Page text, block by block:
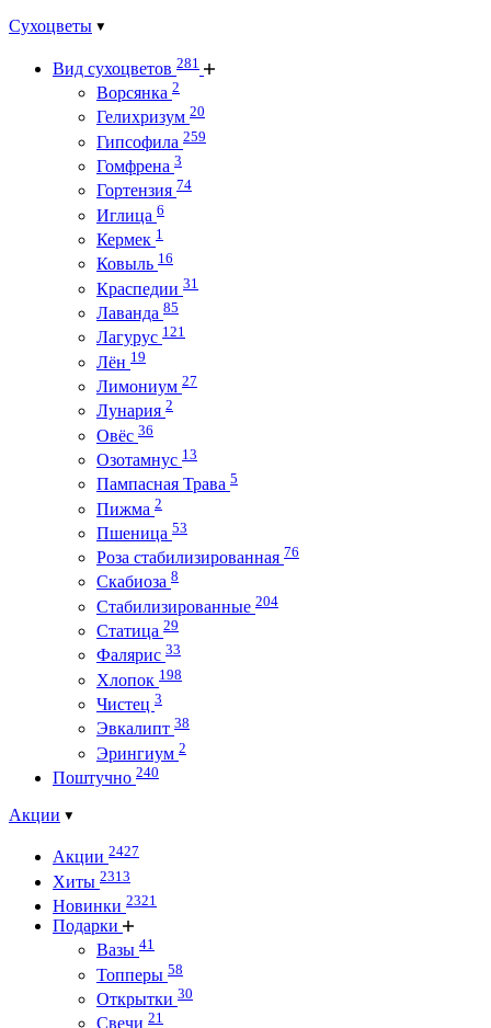
Сухоцветы
Вид сухоцветов 281
Ворсянка 2
Гелихризум 20
Гипсофила 259
Гомфрена 3
Гортензия 74
Иглица 6
Кермек 1
Ковыль 16
Краспедии 31
Лаванда 85
Лагурус 121
Лён 19
Лимониум 27
Лунария 2
Овёс 36
Озотамнус 13
Пампасная Трава 5
Пижма 2
Пшеница 53
Роза стабилизированная 76
Скабиоза 8
Стабилизированные 204
Статица 29
Фалярис 33
Хлопок 198
Чистец 3
Эвкалипт 38
Эрингиум 2
Поштучно 240
Акции
Акции 2427
Хиты 2313
Новинки 2321
Подарки
Вазы 41
Топперы 58
Открытки 30
Свечи 21